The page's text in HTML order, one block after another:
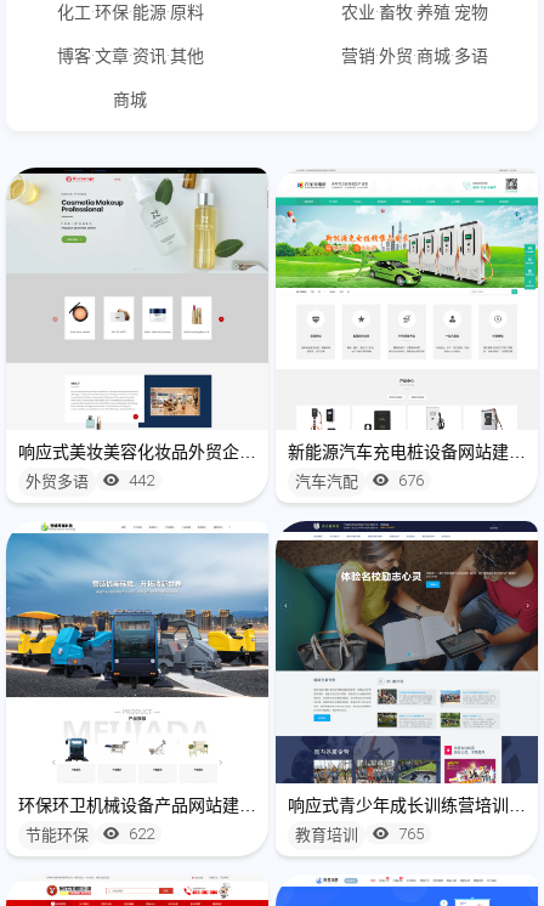
化工·环保·能源·原料 农业·畜牧·养殖·宠物
博客·文章·资讯·其他 营销·外贸·商城·多语
商城
外贸多语 442 汽车汽配 676
节能环保 622 教育培训 765